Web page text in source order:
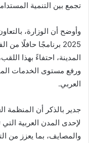
تجمع بين التنمية
وأوضح أن الوزارة،
2025 برنامجًا حافلًا
المدينة، احتفاءً بهذا
ورفع مستوى الخدمات
العربي.
جدير بالذكر أن المنظمة
لإحدى المدن العربية
والمصايف، بما يعزز من